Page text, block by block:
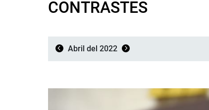
CONTRASTES
Abril del 2022